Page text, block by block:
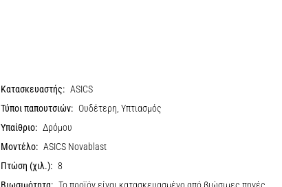
Κατασκευαστής: ASICS
Τύποι παπουτσιών: Ουδέτερη, Υπτιασμός
Υπαίθριο: Δρόμου
Μοντέλο: ASICS Novablast
Πτώση (χιλ.): 8